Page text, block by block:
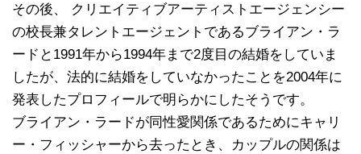
その後、 クリエイティブアーティストエージェンシー
の校長兼タレントエージェントであるブライアン・ラ
ードと1991年から1994年まで2度目の結婚をしていま
したが、法的に結婚をしていなかったことを2004年に
発表したプロフィールで明らかにしたそうです。
ブライアン・ラードが同性愛関係であるためにキャリ
ー・フィッシャーから去ったとき、カップルの関係は